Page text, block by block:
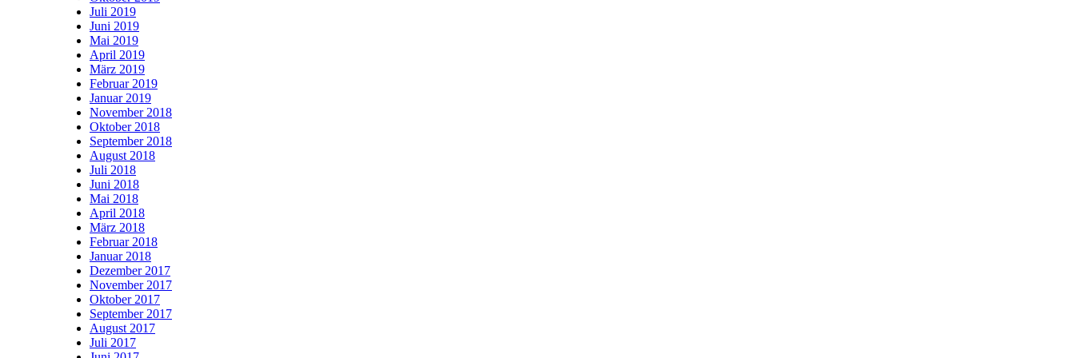
Juli 2019
Juni 2019
Mai 2019
April 2019
März 2019
Februar 2019
Januar 2019
November 2018
Oktober 2018
September 2018
August 2018
Juli 2018
Juni 2018
Mai 2018
April 2018
März 2018
Februar 2018
Januar 2018
Dezember 2017
November 2017
Oktober 2017
September 2017
August 2017
Juli 2017